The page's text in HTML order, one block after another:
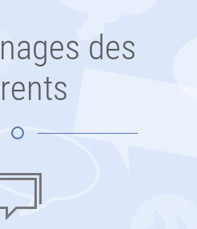
des